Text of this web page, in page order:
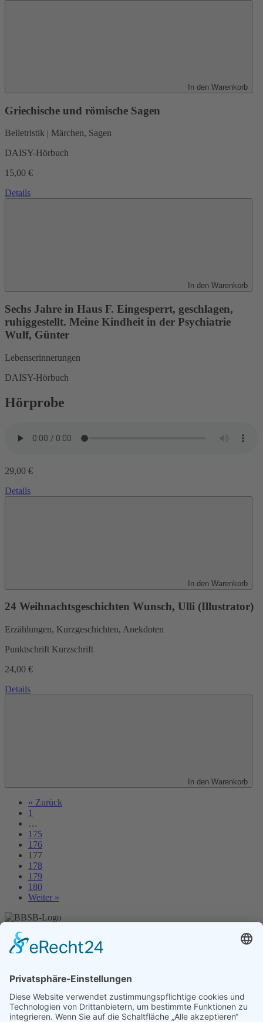
In den Warenkorb
Griechische und römische Sagen
Belletristik | Märchen, Sagen
DAISY-Hörbuch
15,00 €
Details
In den Warenkorb
Sechs Jahre in Haus F. Eingesperrt, geschlagen,
ruhiggestellt. Meine Kindheit in der Psychiatrie
Wulf, Günter
Lebenserinnerungen
DAISY-Hörbuch
Hörprobe
29,00 €
Details
In den Warenkorb
24 Weihnachtsgeschichten Wunsch, Ulli (Illustrator)
Erzählungen, Kurzgeschichten, Anekdoten
Punktschrift Kurzschrift
24,00 €
Details
In den Warenkorb
« Zurück
1
…
175
176
177
178
179
180
Weiter »
Unser Angebot
Shop
Datenschutz
Kontakt
Transparenzerklärung